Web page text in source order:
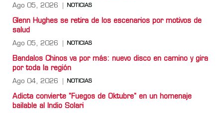
Ago 05, 2026 NOTICIAS
Glenn Hughes se retira de los escenarios por motivos de
salud
Ago 05, 2026 NOTICIAS
Bandalos Chinos va por más: nuevo disco en camino y gira
por toda la región
Ago 04, 2026 NOTICIAS
Adicta convierte "Fuegos de Oktubre" en un homenaje
bailable al Indio Solari